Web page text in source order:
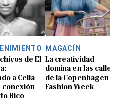
de El
a Celia
conexión
Rico
MAGACÍN
La creatividad
domina en las calles
de la Copenhagen
Fashion Week